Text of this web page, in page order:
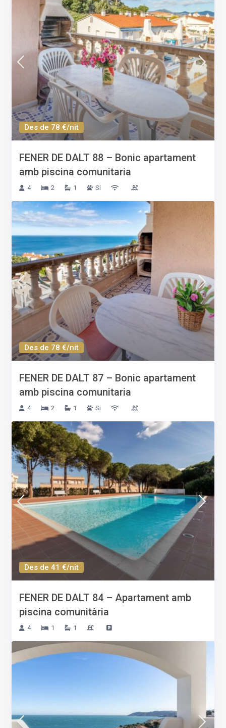
Des de 78 €/nit
FENER DE DALT 88 – Bonic apartament
amb piscina comunitaria
4 2 1 Si
Des de 78 €/nit
FENER DE DALT 87 – Bonic apartament
amb piscina comunitaria
4 2 1 Si
Des de 41 €/nit
FENER DE DALT 84 – Apartament amb
piscina comunitària
4 1 1